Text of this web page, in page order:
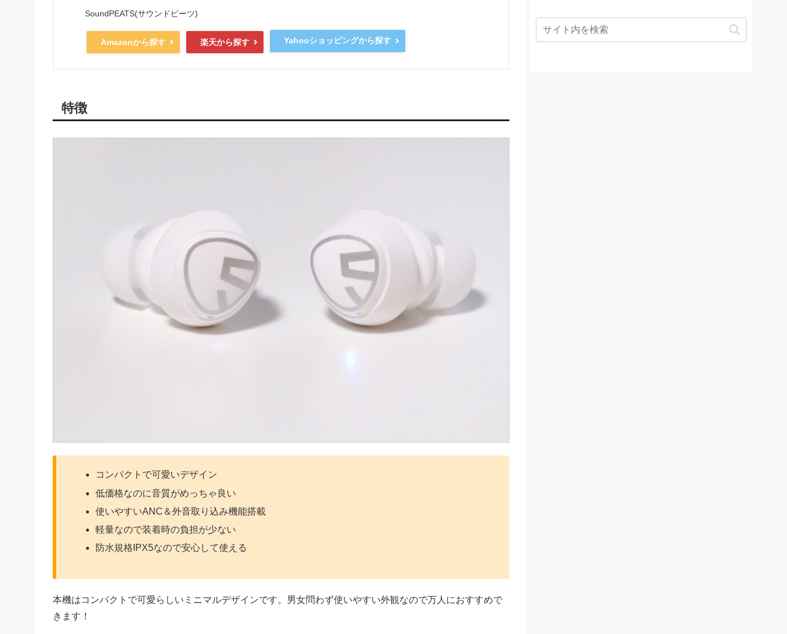
SoundPEATS(サウンドピーツ)
Amazonから探す 楽天から探す Yahooショッピングから探す
特徴
コンパクトで可愛いデザイン
低価格なのに音質がめっちゃ良い
使いやすいANC＆外音取り込み機能搭載
軽量なので装着時の負担が少ない
防水規格IPX5なので安心して使える
本機はコンパクトで可愛らしいミニマルデザインです。男女問わず使いやすい外観なので万人におすすめで
きます！